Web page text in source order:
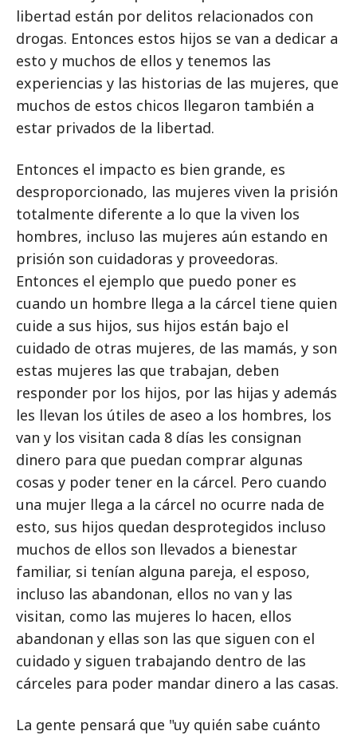
libertad están por delitos relacionados con
drogas. Entonces estos hijos se van a dedicar a
esto y muchos de ellos y tenemos las
experiencias y las historias de las mujeres, que
muchos de estos chicos llegaron también a
estar privados de la libertad.
Entonces el impacto es bien grande, es
desproporcionado, las mujeres viven la prisión
totalmente diferente a lo que la viven los
hombres, incluso las mujeres aún estando en
prisión son cuidadoras y proveedoras.
Entonces el ejemplo que puedo poner es
cuando un hombre llega a la cárcel tiene quien
cuide a sus hijos, sus hijos están bajo el
cuidado de otras mujeres, de las mamás, y son
estas mujeres las que trabajan, deben
responder por los hijos, por las hijas y además
les llevan los útiles de aseo a los hombres, los
van y los visitan cada 8 días les consignan
dinero para que puedan comprar algunas
cosas y poder tener en la cárcel. Pero cuando
una mujer llega a la cárcel no ocurre nada de
esto, sus hijos quedan desprotegidos incluso
muchos de ellos son llevados a bienestar
familiar, si tenían alguna pareja, el esposo,
incluso las abandonan, ellos no van y las
visitan, como las mujeres lo hacen, ellos
abandonan y ellas son las que siguen con el
cuidado y siguen trabajando dentro de las
cárceles para poder mandar dinero a las casas.
La gente pensará que "uy quién sabe cuánto